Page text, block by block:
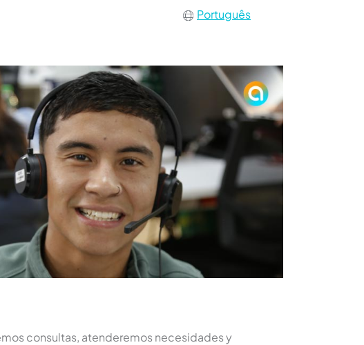
Português
consultas, atenderemos necesidades y